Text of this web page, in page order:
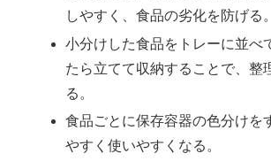
しやすく、食品の劣化を防げる。
小分けした食品をトレーに並べ
たら立てて収納することで、整
る。
食品ごとに保存容器の色分けを
やすく使いやすくなる。